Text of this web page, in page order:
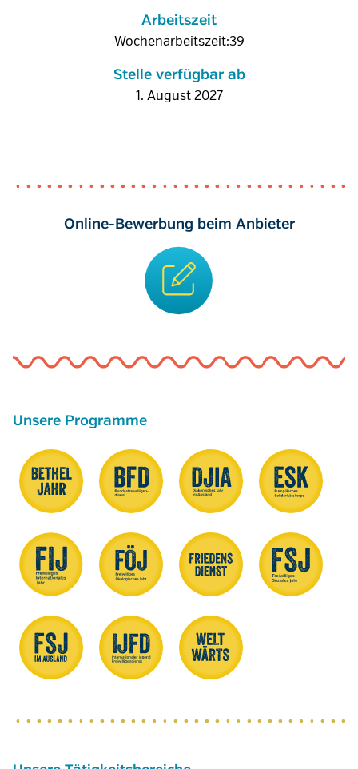
Arbeitszeit
Wochenarbeitszeit:39
Stelle verfügbar ab
1. August 2027
Online-Bewerbung beim Anbieter
Unsere Programme